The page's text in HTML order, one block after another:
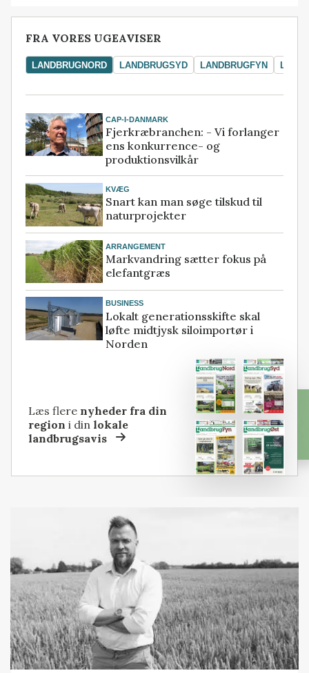
FRA VORES UGEAVISER
LANDBRUGNORD LANDBRUGSYD LANDBRUGFYN
CAP-I-DANMARK
Fjerkræbranchen: - Vi forlanger
ens konkurrence- og
produktionsvilkår
KVÆG
Snart kan man søge tilskud til
naturprojekter
ARRANGEMENT
Markvandring sætter fokus på
elefantgræs
BUSINESS
Lokalt generationsskifte skal
løfte midtjysk siloimportør i
Norden
Læs flere nyheder fra din
region i dinlokale
landbrugsavis